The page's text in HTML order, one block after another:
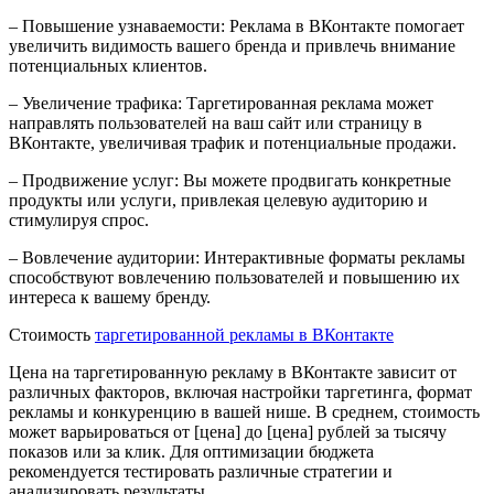
– Повышение узнаваемости: Реклама в ВКонтакте помогает
увеличить видимость вашего бренда и привлечь внимание
потенциальных клиентов.
– Увеличение трафика: Таргетированная реклама может
направлять пользователей на ваш сайт или страницу в
ВКонтакте, увеличивая трафик и потенциальные продажи.
– Продвижение услуг: Вы можете продвигать конкретные
продукты или услуги, привлекая целевую аудиторию и
стимулируя спрос.
– Вовлечение аудитории: Интерактивные форматы рекламы
способствуют вовлечению пользователей и повышению их
интереса к вашему бренду.
Стоимость таргетированной рекламы в ВКонтакте
Цена на таргетированную рекламу в ВКонтакте зависит от
различных факторов, включая настройки таргетинга, формат
рекламы и конкуренцию в вашей нише. В среднем, стоимость
может варьироваться от [цена] до [цена] рублей за тысячу
показов или за клик. Для оптимизации бюджета
рекомендуется тестировать различные стратегии и